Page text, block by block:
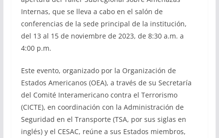
Internas, que se lleva a cabo en el salón de
conferencias de la sede principal de la institución,
del 13 al 15 de noviembre de 2023, de 8:30 a.m. a
4:00 p.m.
Este evento, organizado por la Organización de
Estados Americanos (OEA), a través de su Secretaría
del Comité Interamericano contra el Terrorismo
(CICTE), en coordinación con la Administración de
Seguridad en el Transporte (TSA, por sus siglas en
inglés) y el CESAC, reúne a sus Estados miembros,